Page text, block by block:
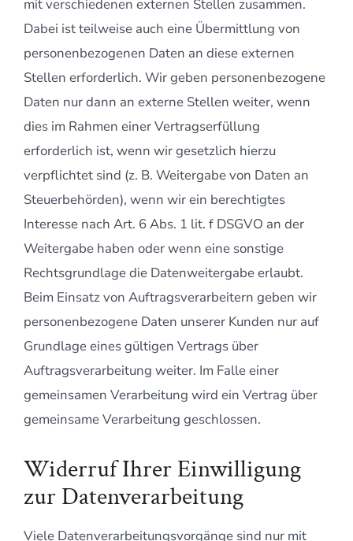
mit verschiedenen externen Stellen zusammen.
Dabei ist teilweise auch eine Übermittlung von
personenbezogenen Daten an diese externen
Stellen erforderlich. Wir geben personenbezogene
Daten nur dann an externe Stellen weiter, wenn
dies im Rahmen einer Vertragserfüllung
erforderlich ist, wenn wir gesetzlich hierzu
verpflichtet sind (z. B. Weitergabe von Daten an
Steuerbehörden), wenn wir ein berechtigtes
Interesse nach Art. 6 Abs. 1 lit. f DSGVO an der
Weitergabe haben oder wenn eine sonstige
Rechtsgrundlage die Datenweitergabe erlaubt.
Beim Einsatz von Auftragsverarbeitern geben wir
personenbezogene Daten unserer Kunden nur auf
Grundlage eines gültigen Vertrags über
Auftragsverarbeitung weiter. Im Falle einer
gemeinsamen Verarbeitung wird ein Vertrag über
gemeinsame Verarbeitung geschlossen.
Widerruf Ihrer Einwilligung
zur Datenverarbeitung
Viele Datenverarbeitungsvorgänge sind nur mit